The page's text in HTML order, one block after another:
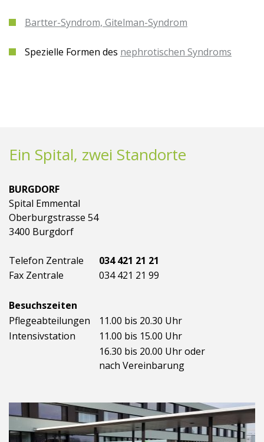
Bartter-Syndrom, Gitelman-Syndrom
Spezielle Formen des nephrotischen Syndroms
Ein Spital, zwei Standorte
BURGDORF
Spital Emmental
Oberburgstrasse 54
3400 Burgdorf
Telefon Zentrale
034 421 21 21
Fax Zentrale
034 421 21 99
Besuchszeiten
Pflegeabteilungen
11.00 bis 20.30 Uhr
Intensivstation
11.00 bis 15.00 Uhr
16.30 bis 20.00 Uhr oder
nach Vereinbarung